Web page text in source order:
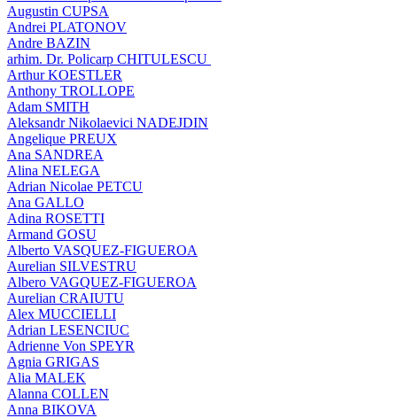
Augustin CUPSA
Andrei PLATONOV
Andre BAZIN
arhim. Dr. Policarp CHITULESCU
Arthur KOESTLER
Anthony TROLLOPE
Adam SMITH
Aleksandr Nikolaevici NADEJDIN
Angelique PREUX
Ana SANDREA
Alina NELEGA
Adrian Nicolae PETCU
Ana GALLO
Adina ROSETTI
Armand GOSU
Alberto VASQUEZ-FIGUEROA
Aurelian SILVESTRU
Albero VAGQUEZ-FIGUEROA
Aurelian CRAIUTU
Alex MUCCIELLI
Adrian LESENCIUC
Adrienne Von SPEYR
Agnia GRIGAS
Alia MALEK
Alanna COLLEN
Anna BIKOVA